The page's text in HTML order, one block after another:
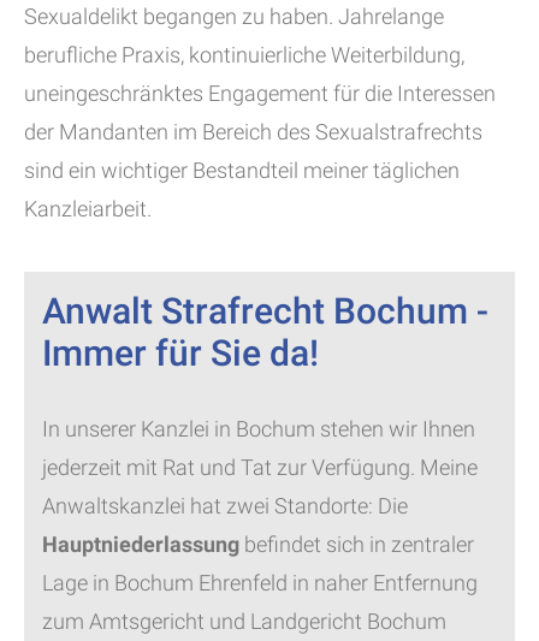
Sexualdelikt begangen zu haben. Jahrelange
berufliche Praxis, kontinuierliche Weiterbildung,
uneingeschränktes Engagement für die Interessen
der Mandanten im Bereich des Sexualstrafrechts
sind ein wichtiger Bestandteil meiner täglichen
Kanzleiarbeit.
Anwalt Strafrecht Bochum -
Immer für Sie da!
In unserer Kanzlei in Bochum stehen wir Ihnen
jederzeit mit Rat und Tat zur Verfügung. Meine
Anwaltskanzlei hat zwei Standorte: Die
Hauptniederlassung befindet sich in zentraler
Lage in Bochum Ehrenfeld in naher Entfernung
zum Amtsgericht und Landgericht Bochum